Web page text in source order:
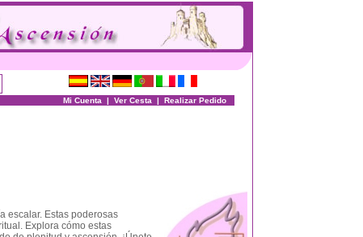
Mi Cuenta | Ver Cesta | Realizar Pedido
escalar. Estas poderosas
Explora cómo estas